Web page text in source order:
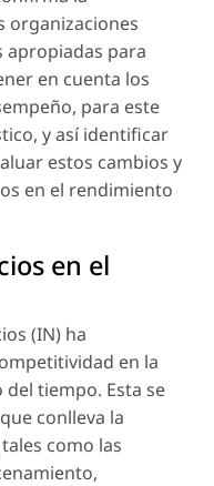
organizaciones
para
en cuenta los
para este
y así identificar
estos cambios y
en el rendimiento
en el
(IN) ha
en la
tiempo. Esta se
conlleva la
como las